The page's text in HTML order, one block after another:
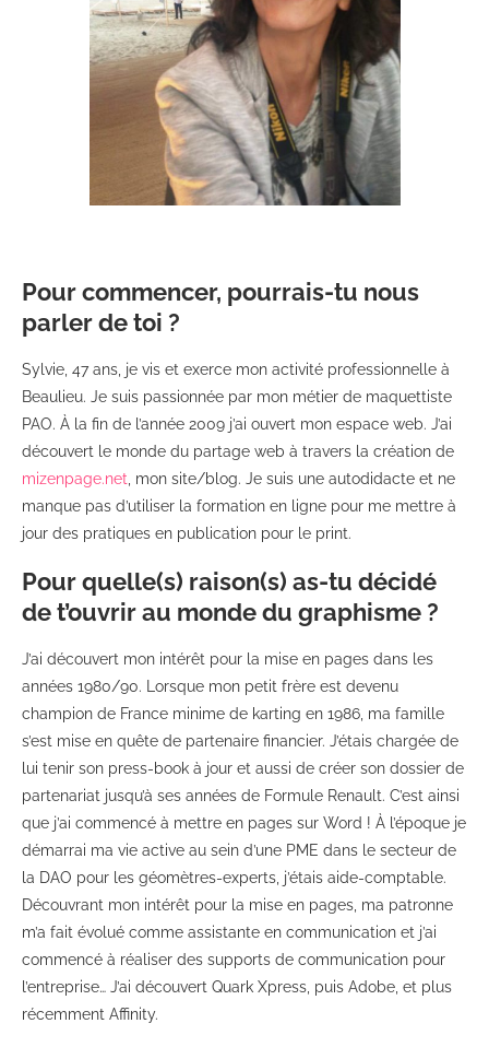
Pour commencer, pourrais-tu nous
parler de toi ?
Sylvie, 47 ans, je vis et exerce mon activité professionnelle à
Beaulieu. Je suis passionnée par mon métier de maquettiste
PAO. À la fin de l’année 2009 j’ai ouvert mon espace web. J’ai
découvert le monde du partage web à travers la création de
mizenpage.net, mon site/blog. Je suis une autodidacte et ne
manque pas d’utiliser la formation en ligne pour me mettre à
jour des pratiques en publication pour le print.
Pour quelle(s) raison(s) as-tu décidé
de t’ouvrir au monde du graphisme ?
J’ai découvert mon intérêt pour la mise en pages dans les
années 1980/90. Lorsque mon petit frère est devenu
champion de France minime de karting en 1986, ma famille
s’est mise en quête de partenaire financier. J’étais chargée de
lui tenir son press-book à jour et aussi de créer son dossier de
partenariat jusqu’à ses années de Formule Renault. C’est ainsi
que j’ai commencé à mettre en pages sur Word ! À l’époque je
démarrai ma vie active au sein d’une PME dans le secteur de
la DAO pour les géomètres-experts, j’étais aide-comptable.
Découvrant mon intérêt pour la mise en pages, ma patronne
m’a fait évolué comme assistante en communication et j’ai
commencé à réaliser des supports de communication pour
l’entreprise… J’ai découvert Quark Xpress, puis Adobe, et plus
récemment Affinity.